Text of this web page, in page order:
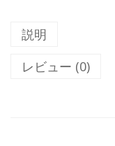
説明
レビュー (0)